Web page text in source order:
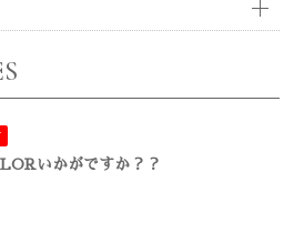
いかがですか？？